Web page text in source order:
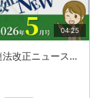
04:25
環境関連法改正ニュース_2026年5月